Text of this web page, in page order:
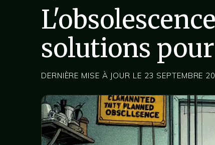
solutions
DERNIÈRE MISE À JOUR LE 23 SEPTEMBRE